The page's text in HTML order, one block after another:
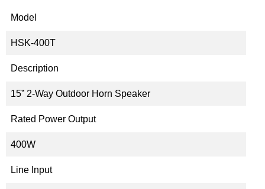
Model
HSK-400T
Description
15” 2-Way Outdoor Horn Speaker
Rated Power Output
400W
Line Input